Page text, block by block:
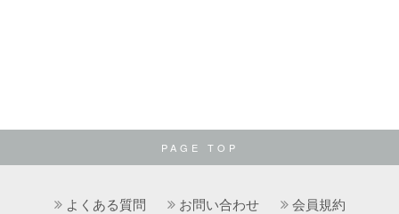
PAGE TOP
よくある質問 お問い合わせ 会員規約